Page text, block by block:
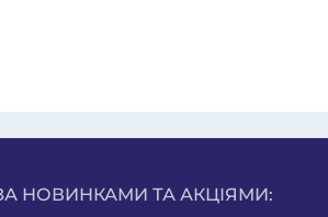
НОВИНКАМИ ТА АКЦІЯМИ: